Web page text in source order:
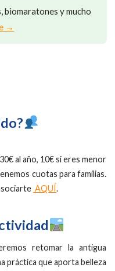
biomaratones y mucho
→
al año, 10€ si eres menor
cuotas para familias.
AQUÍ.
retomar la antigua
práctica que aporta belleza